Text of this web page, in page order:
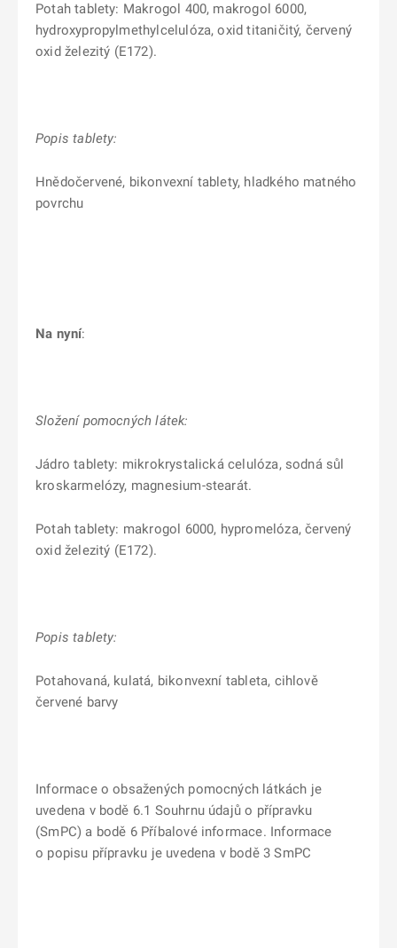
Potah tablety: Makrogol 400, makrogol 6000,
hydroxypropylmethylcelulóza, oxid titaničitý, červený
oxid železitý (E172).
Popis tablety:
Hnědočervené, bikonvexní tablety, hladkého matného
povrchu
Na nyní:
Složení pomocných látek:
Jádro tablety: mikrokrystalická celulóza, sodná sůl
kroskarmelózy, magnesium-stearát.
Potah tablety: makrogol 6000, hypromelóza, červený
oxid železitý (E172).
Popis tablety:
Potahovaná, kulatá, bikonvexní tableta, cihlově
červené barvy
Informace o obsažených pomocných látkách je
uvedena v bodě 6.1 Souhrnu údajů o přípravku
(SmPC) a bodě 6 Příbalové informace. Informace
o popisu přípravku je uvedena v bodě 3 SmPC